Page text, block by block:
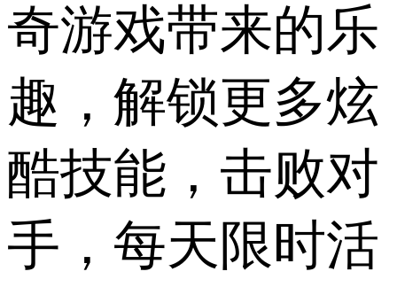
奇游戏带来的乐
趣，解锁更多炫
酷技能，击败对
手，每天限时活